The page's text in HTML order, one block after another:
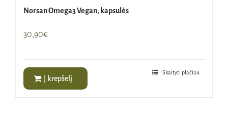
Norsan Omega3 Vegan, kapsulės
30,90€
Į krepšelį
Skaityti plačiau